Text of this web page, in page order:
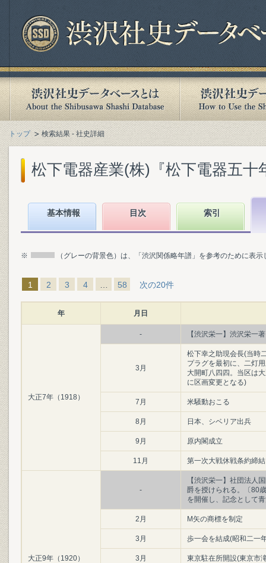
トップ 検索結果 - 社史詳細
松下電器産業(株)『松下電器五十
基本情報 目次 索引
※ （グレーの背景色）は、「渋沢関係略年譜」を参考のために表
1 2 3 4 58 次の20件
年 月日
大正7年（1918）
- 【渋沢栄一】渋沢栄一
3月
松下幸之助現会長(当時
プラグを最初に、二灯
大開町八四四。当区は
に区画変更となる)
7月 米騒動おこる
8月 日本、シベリア出兵
9月 原内閣成立
11月 第一次大戦休戦条約締結
大正9年（1920）
-
【渋沢栄一】社団法人
爵を授けられる。〔80
を開催し、記念として
2月 M矢の商標を制定
3月 歩一会を結成(昭和二一
3月 東京駐在所開設(東京市